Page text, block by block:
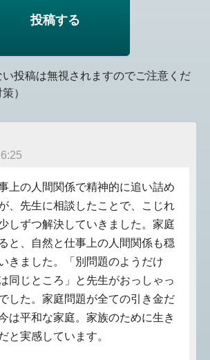
い投稿は無視されますのでご注意くだ
）
上の人間関係で精神的に追い詰め
、先生に相談したことで、こじれ
しずつ解決していきました。家庭
と、自然と仕事上の人間関係も穏
きました。「別問題のようだけ
同じところ」と先生がおっしゃっ
した。家庭問題が全ての引き金だ
は平和な家庭。家族のために生き
と実感しています。